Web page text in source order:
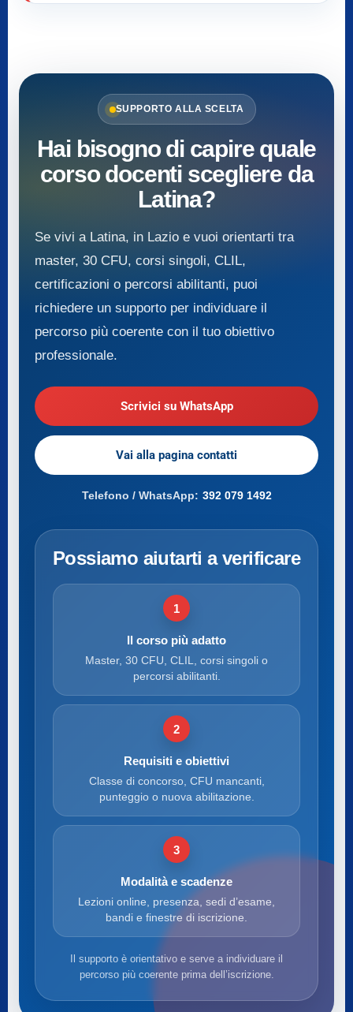
SUPPORTO ALLA SCELTA
Hai bisogno di capire quale
corso docenti scegliere da
Latina?
Se vivi a Latina, in Lazio e vuoi orientarti tra
master, 30 CFU, corsi singoli, CLIL,
certificazioni o percorsi abilitanti, puoi
richiedere un supporto per individuare il
percorso più coerente con il tuo obiettivo
professionale.
Scrivici su WhatsApp
Vai alla pagina contatti
Telefono / WhatsApp: 392 079 1492
Possiamo aiutarti a verificare
1
Il corso più adatto
Master, 30 CFU, CLIL, corsi singoli o
percorsi abilitanti.
2
Requisiti e obiettivi
Classe di concorso, CFU mancanti,
punteggio o nuova abilitazione.
3
Modalità e scadenze
Lezioni online, presenza, sedi d’esame,
bandi e finestre di iscrizione.
Il supporto è orientativo e serve a individuare il
percorso più coerente prima dell’iscrizione.